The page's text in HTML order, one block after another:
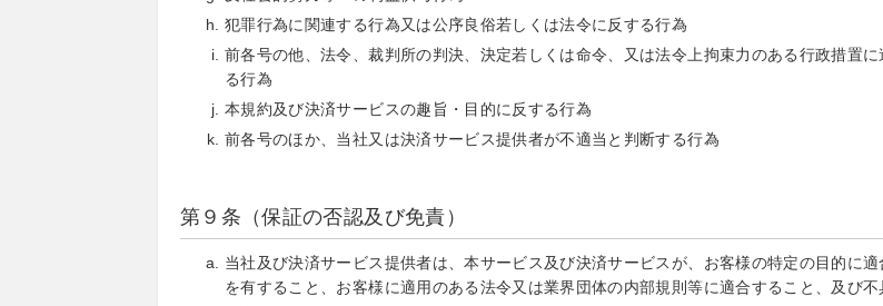
犯罪行為に関連する行為又は公序良俗若しくは法令に反する行為
前各号の他、法令、裁判所の判決、決定若しくは命令、又は法令上拘束力のある行政措置
る行為
本規約及び決済サービスの趣旨・目的に反する行為
前各号のほか、当社又は決済サービス提供者が不適当と判断する行為
第９条（保証の否認及び免責）
当社及び決済サービス提供者は、本サービス及び決済サービスが、お客様の特定の目的に
を有すること、お客様に適用のある法令又は業界団体の内部規則等に適合すること、及び